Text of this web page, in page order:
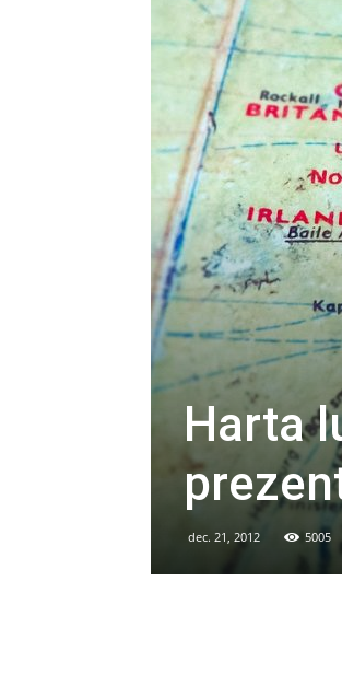
Harta
dec. 21, 2012 5005